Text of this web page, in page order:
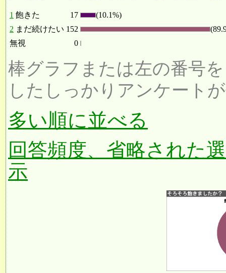
1 飽きた 17
(10.1%)
2 まだ続けたい 152
無視
0
棒グラフまたは左の番号
したしっかりアンケート
多い順に並べる
回答頻度、省略された
示